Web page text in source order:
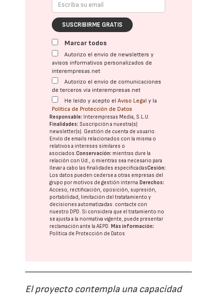
SUSCRIBIRME GRATIS
Marcar todos
Autorizo el envío de newsletters y
avisos informativos personalizados de
interempresas.net
Autorizo el envío de comunicaciones
de terceros vía interempresas.net
He leído y acepto elAviso Legal y la
Política de Protección de Datos
Responsable: Interempresas Media, S.L.U.
Finalidades: Suscripción a nuestra(s)
newsletter(s). Gestión de cuenta de usuario.
Envío de emails relacionados con la misma o
relativos a intereses similares o
asociados.Conservación: mientras dure la
relación con Ud., o mientras sea necesario para
llevar a cabo las finalidades especificadasCesión:
Los datos pueden cederse a otras empresas del
grupo por motivos de gestión interna. Derechos:
Acceso, rectificación, oposición, supresión,
portabilidad, limitación del tratatamiento y
decisiones automatizadas: contacte con
nuestro DPD. Si considera que el tratamiento no
se ajusta a la normativa vigente, puede presentar
reclamación ante laAEPD. Más información:
Política de Protección de Datos
El proyecto contempla una capacidad